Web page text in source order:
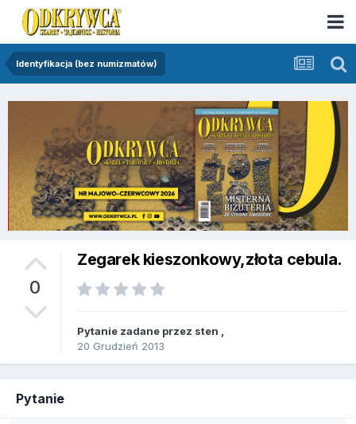
Identyfikacja (bez numizmatów)
0
Zegarek kieszonkowy,złota cebula.
Pytanie zadane przez sten
20 Grudzień 2013
Pytanie